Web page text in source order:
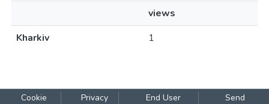
views
Kharkiv
1
Cookie
Privacy
End User
Send